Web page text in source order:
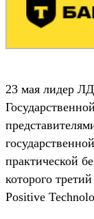
23 мая лидер
практической
которого
Positive